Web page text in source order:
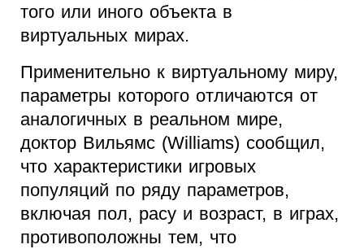
того или иного объекта в
виртуальных мирах.
Применительно к виртуальному миру,
параметры которого отличаются от
аналогичных в реальном мире,
доктор Вильямс (Williams) сообщил,
что характеристики игровых
популяций по ряду параметров,
включая пол, расу и возраст, в играх,
противоположны тем, что